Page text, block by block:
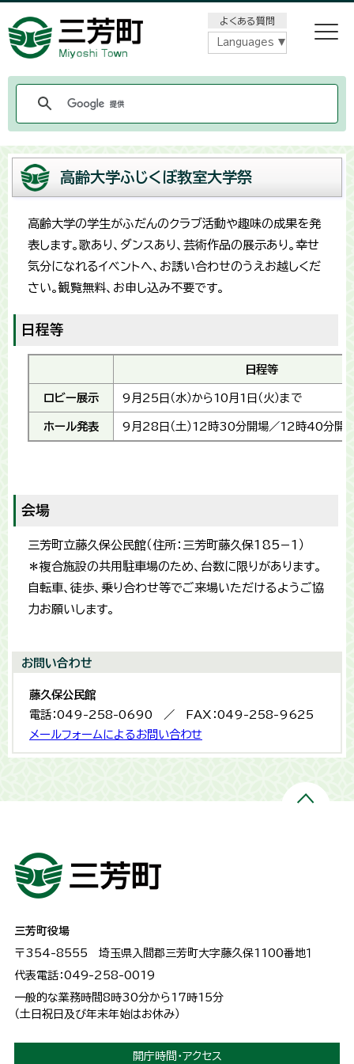
よくある質問
Languages
高齢大学ふじくぼ教室大学祭
高齢大学の学生がふだんのクラブ活動や趣味の成果を発
表します。歌あり、ダンスあり、芸術作品の展示あり。幸せ
気分になれるイベントへ、お誘い合わせのうえお越しくだ
さい。観覧無料、お申し込み不要です。
日程等
日程等
ロビー展示 9月25日（水）から10月1日（火）まで
ホール発表 9月28日（土）12時30分開場／12時40分開
会場
三芳町立藤久保公民館（住所：三芳町藤久保185−1）
＊複合施設の共用駐車場のため、台数に限りがあります。
自転車、徒歩、乗り合わせ等でご来場いただけるようご協
力お願いします。
お問い合わせ
藤久保公民館
電話：049-258-0690 ／ FAX：049-258-9625
メールフォームによるお問い合わせ
三芳町役場
〒354-8555 埼玉県入間郡三芳町大字藤久保1100番地１
代表電話：049-258-0019
一般的な業務時間8時30分から17時15分
（土日祝日及び年末年始はお休み）
開庁時間・アクセス